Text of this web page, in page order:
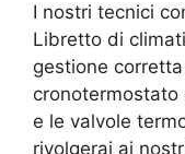
I nostri tecnici
Libretto di
gestione
cronotermostato
e le valvole
rivolgerai ai